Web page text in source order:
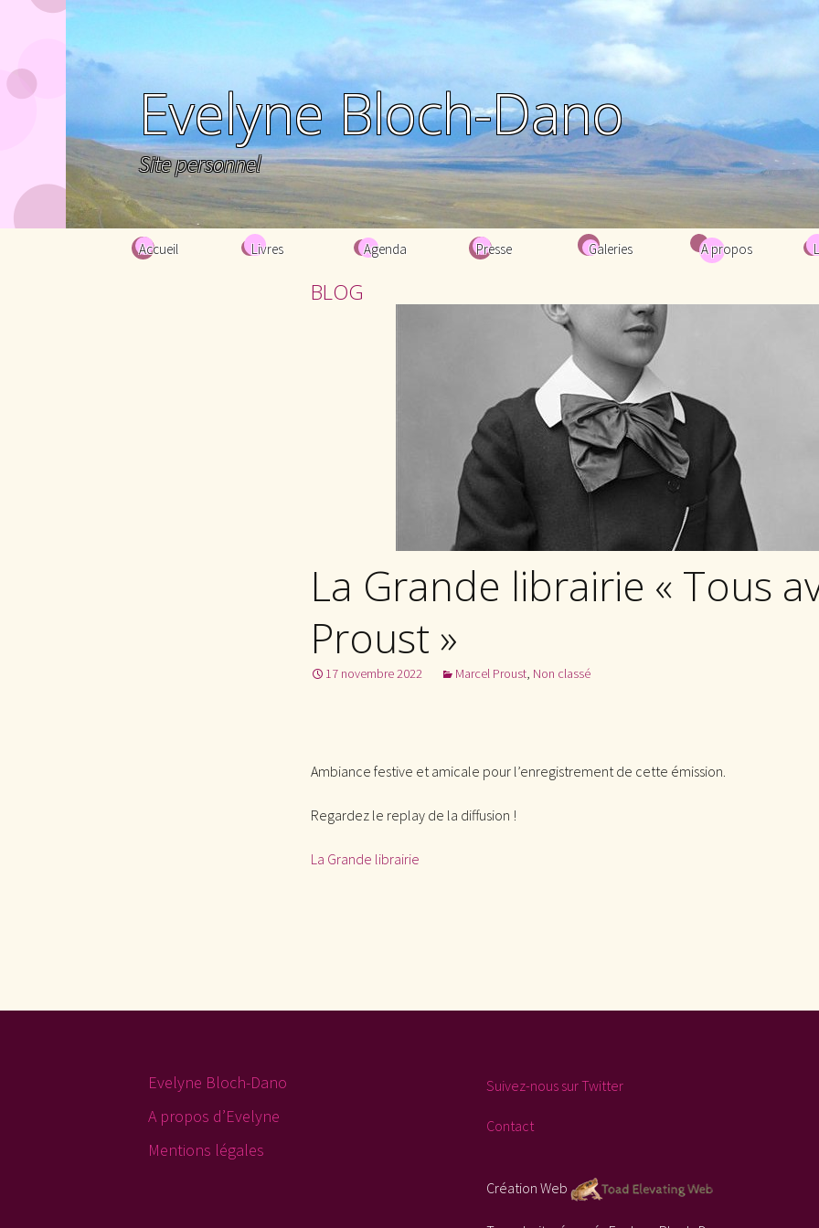
Evelyne Bloch-Dano
Site personnel
Aller au contenu principal
Accueil Livres Agenda Presse Galeries A propos
BLOG
La Grande librairie « Tous
Proust »
17 novembre 2022 Marcel Proust, Non classé
Ambiance festive et amicale pour l’enregistrement de cette émission.
Regardez le replay de la diffusion !
La Grande librairie
Evelyne Bloch-Dano
A propos d’Evelyne
Mentions légales
Suivez-nous sur Twitter
Contact
Création Web